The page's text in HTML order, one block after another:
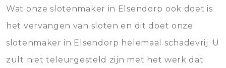
Wat onze slotenmaker in Elsendorp ook doet is
het vervangen van sloten en dit doet onze
slotenmaker in Elsendorp helemaal schadevrij. U
zult niet teleurgesteld zijn met het werk dat